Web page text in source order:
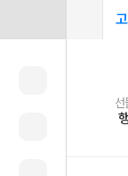
선
여
메